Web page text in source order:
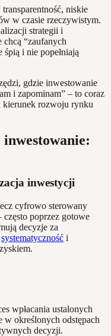
niskie
w czasie rzeczywistym.
strategii i
chcą “zaufanych
i nie popełniają
gdzie inwestowanie
i zapominam” – to coraz
kierunek rozwoju rynku
inwestowanie:
inwestycji
cyfrowo sterowany
często poprzez gotowe
decyzje za
systematyczność i
wpłacania ustalonych
określonych odstępach
decyzji.